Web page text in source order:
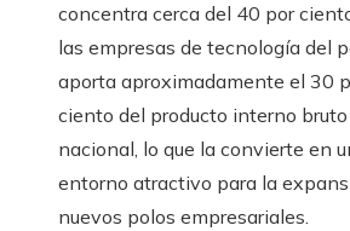
concentra cerca del 40 por
las empresas de tecnología del
aporta aproximadamente el 30
ciento del producto interno bruto
nacional, lo que la convierte en
entorno atractivo para la
nuevos polos empresariales.